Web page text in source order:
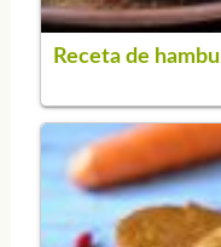
Receta de